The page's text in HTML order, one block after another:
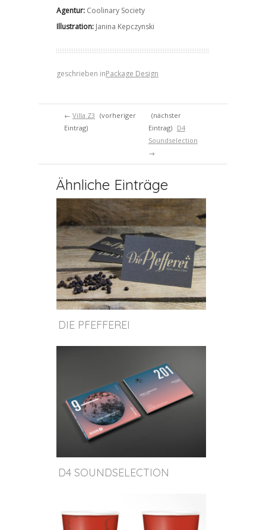
Agentur: Coolinary Society
Illustration: Janina Kepczynski
geschrieben inPackage Design
← Villa Z3 (vorheriger
Eintrag)
(nächster
Eintrag)
D4
Soundselection
→
Ähnliche Einträge
DIE PFEFFEREI
D4 SOUNDSELECTION